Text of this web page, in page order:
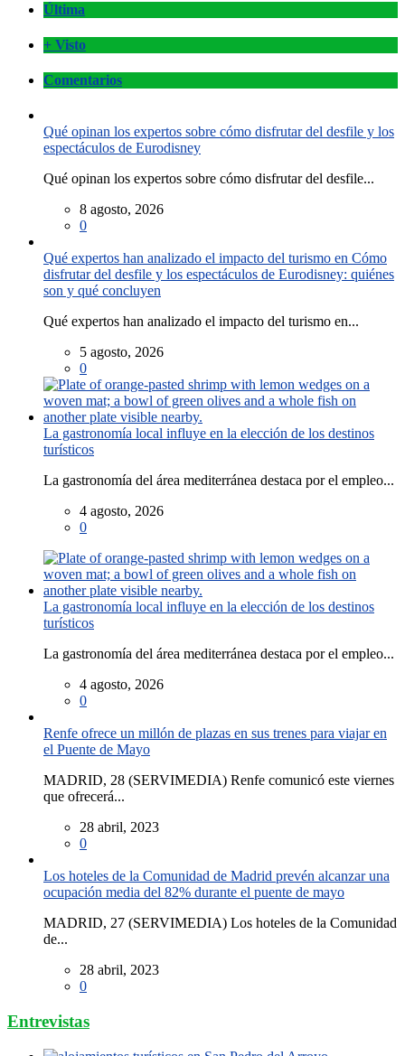
Última
+ Visto
Comentarios
Qué opinan los expertos sobre cómo disfrutar del desfile y los
espectáculos de Eurodisney
Qué opinan los expertos sobre cómo disfrutar del desfile...
8 agosto, 2026
0
Qué expertos han analizado el impacto del turismo en Cómo
disfrutar del desfile y los espectáculos de Eurodisney: quiénes
son y qué concluyen
Qué expertos han analizado el impacto del turismo en...
5 agosto, 2026
0
La gastronomía local influye en la elección de los destinos
turísticos
La gastronomía del área mediterránea destaca por el empleo...
4 agosto, 2026
0
La gastronomía local influye en la elección de los destinos
turísticos
La gastronomía del área mediterránea destaca por el empleo...
4 agosto, 2026
0
Renfe ofrece un millón de plazas en sus trenes para viajar en
el Puente de Mayo
MADRID, 28 (SERVIMEDIA) Renfe comunicó este viernes
que ofrecerá...
28 abril, 2023
0
Los hoteles de la Comunidad de Madrid prevén alcanzar una
ocupación media del 82% durante el puente de mayo
MADRID, 27 (SERVIMEDIA) Los hoteles de la Comunidad
de...
28 abril, 2023
0
Entrevistas